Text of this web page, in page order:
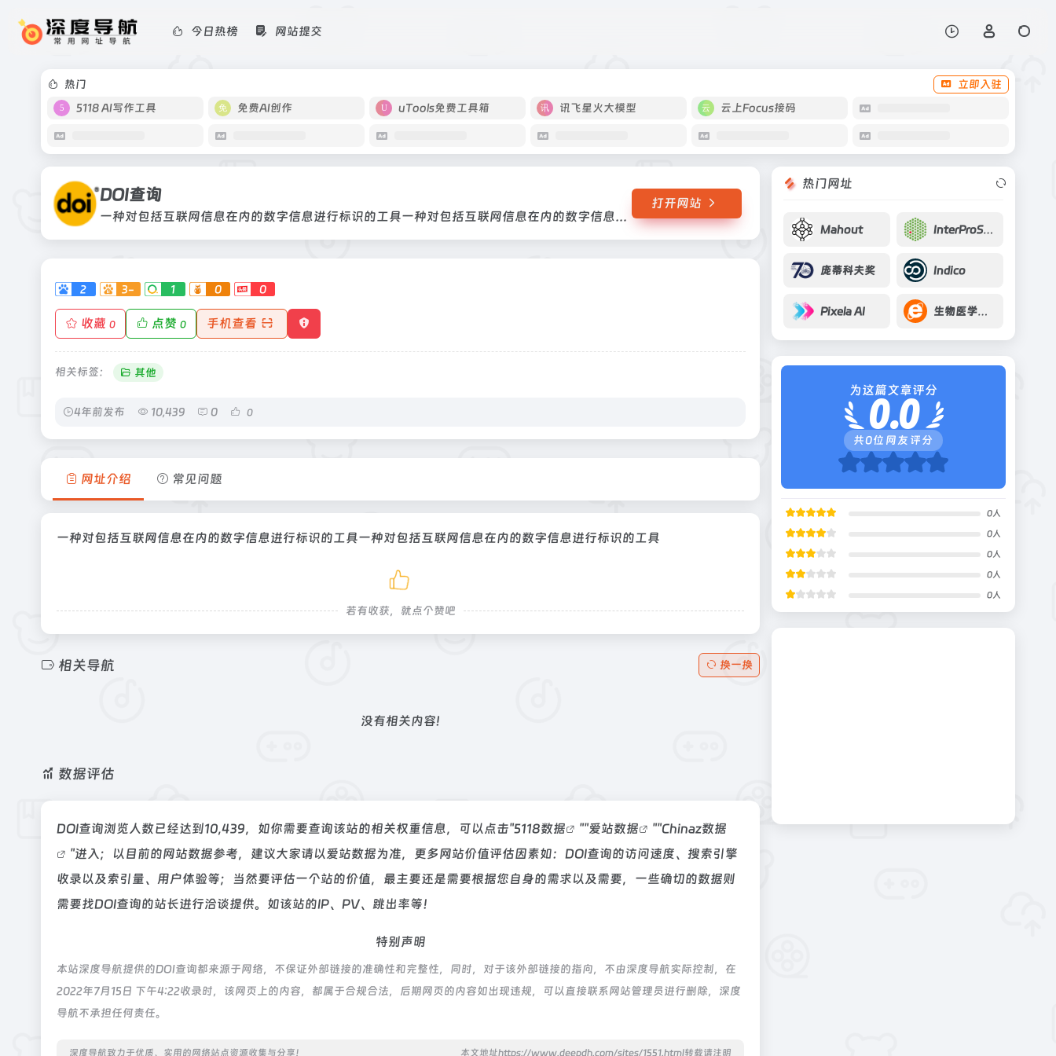
今日热榜 网站提交
热门
立即入驻
5118 AI写作工具
免费AI创作 uTools免费工具箱 讯飞星火大模型 云上Focus接码
DOI查询
一种对包括互联网信息在内的数字信息进行标识的工具一种对包括互联网信息在内的数字信息进行标识的工具
打开网站
2 3- 1 0 0
收藏 0 点赞 0 手机查看
相关标签： 其他
4年前发布 10,439 0 0
网址介绍 常见问题
一种对包括互联网信息在内的数字信息进行标识的工具一种对包括互联网信息在内的数字信息进行标识的工具
若有收获，就点个赞吧
相关导航 换一换
没有相关内容!
数据评估
DOI查询浏览人数已经达到10,439，如你需要查询该站的相关权重信息，可以点击"5118数据 ""爱站数据 ""Chinaz数据
"进入；以目前的网站数据参考，建议大家请以爱站数据为准，更多网站价值评估因素如：DOI查询的访问速度、搜索引擎
收录以及索引量、用户体验等；当然要评估一个站的价值，最主要还是需要根据您自身的需求以及需要，一些确切的数据则
需要找DOI查询的站长进行洽谈提供。如该站的IP、PV、跳出率等！
特别声明
本站深度导航提供的DOI查询都来源于网络，不保证外部链接的准确性和完整性，同时，对于该外部链接的指向，不由深度导航实际控制，在
2022年7月15日 下午4:22收录时，该网页上的内容，都属于合规合法，后期网页的内容如出现违规，可以直接联系网站管理员进行删除，深度
导航不承担任何责任。
深度导航致力于优质、实用的网络站点资源收集与分享！ 本文地址https://www.deepdh.com/sites/1551.html转载请注明
热门网址
Mahout InterProScan
庞蒂科夫奖 Indico
Pixela AI 生物医学大数据中心
为这篇文章评分
0.0
共0位网友评分
0人
0人
0人
0人
0人